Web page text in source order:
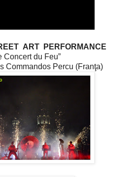
ART PERFORMANCE
Concert du Feu”
Commandos Percu (Franţa)